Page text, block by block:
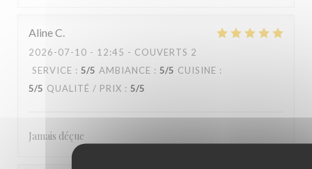
AlineC
2026-07-10 - 12:45 - COUVERTS 2
SERVICE : 5/5 AMBIANCE : 5/5 CUISINE :
5/5 QUALITÉ / PRIX : 5/5
Jamais déçue